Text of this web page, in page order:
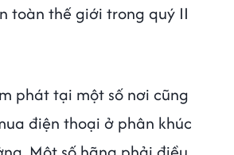
toàn thế giới trong quý II
phát tại một số nơi cũng
điện thoại ở phân khúc